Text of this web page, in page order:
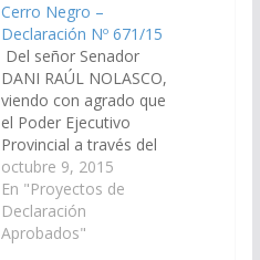
Cerro Negro –
Declaración Nº 671/15
Del señor Senador
DANI RAÚL NOLASCO,
viendo con agrado que
el Poder Ejecutivo
Provincial a través del
Ministerio de
Economía,
Infraestructura y
Servicios Públicos,
octubre 9, 2015
En "Proyectos de
Declaración
Aprobados"